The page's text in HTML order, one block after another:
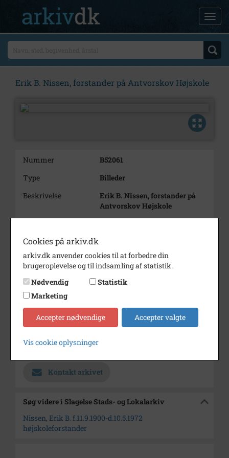
Erik B. Nissen, forstander på Antvorskov Højskole
Nummer
B52061
Type
Billeder
Beskrivelse
Erik B. Nissen, forstander på
Antvorskov Højskole
Dateringsnote
Fotograf
Ukendt
Størrelse
7x5
Se på kort
Type
Sogn (1000-2050)
Arkiv
Kontakt arkivet
Søg videre i Slagelse Stads- og Lokalarkiv
Nissen, Erik B. f.11.9.1900-d.10.5.1972
højskoleforstander
Cookies på arkiv.dk
arkiv.dk anvender cookies til at forbedre din
brugeroplevelse og til indsamling af statistik.
Nødvendig
Statistik
Marketing
Accepter nødvendige Accepter valgte
Vis cookie oplysninger